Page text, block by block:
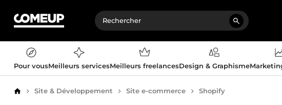
Pour vousMeilleurs servicesMeilleurs freelancesDesign & Graphisme
AccueilSite & Développement Site e-commerce Shopify